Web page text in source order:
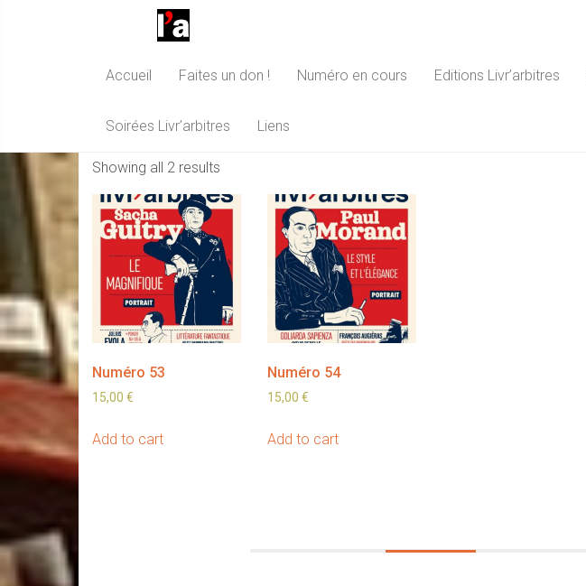
Accueil Faites un don ! Numéro en cours Editions Livr’arbitres
Soirées Livr’arbitres Liens
Numéro en cours
Showing all 2 results
Numéro 53
15,00 €
Add to cart
Numéro 54
15,00 €
Add to cart